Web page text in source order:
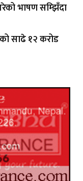
भाषण सम्झिँदा
साढे १२ करोड